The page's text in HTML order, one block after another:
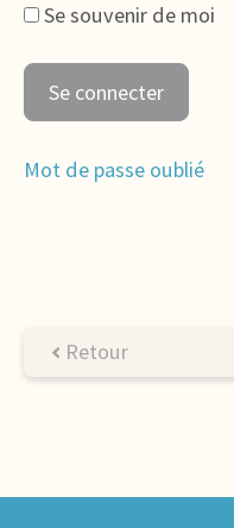
Se souvenir de moi
Mot de passe oublié
Retour